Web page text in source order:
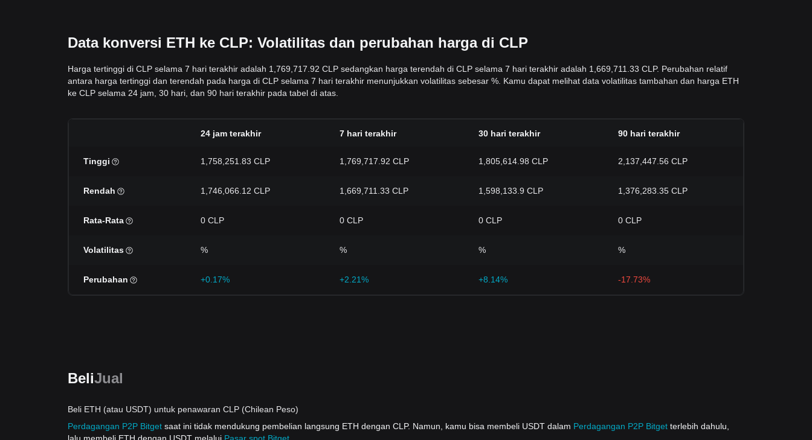
Data konversi ETH ke CLP: Volatilitas dan perubahan harga di CLP
Harga tertinggi di CLP selama 7 hari terakhir adalah 1,769,717.92 CLP sedangkan harga terendah di CLP selama 7 hari terakhir adalah 1,669,711.33 CLP. Perubahan relatif
antara harga tertinggi dan terendah pada harga di CLP selama 7 hari terakhir menunjukkan volatilitas sebesar %. Kamu dapat melihat data volatilitas tambahan dan harga ETH
ke CLP selama 24 jam, 30 hari, dan 90 hari terakhir pada tabel di atas.
24 jam terakhir 7 hari terakhir 30 hari terakhir 90 hari terakhir
Tinggi 1,758,251.83 CLP 1,769,717.92 CLP 1,805,614.98 CLP 2,137,447.56 CLP
Rendah 1,746,066.12 CLP 1,669,711.33 CLP 1,598,133.9 CLP 1,376,283.35 CLP
Rata-Rata 0 CLP 0 CLP 0 CLP 0 CLP
Volatilitas % % % %
Perubahan +0.17% +2.21% +8.14% -17.73%
BeliJual
Beli ETH (atau USDT) untuk penawaran CLP (Chilean Peso)
Perdagangan P2P Bitget saat ini tidak mendukung pembelian langsung ETH dengan CLP. Namun, kamu bisa membeli USDT dalam Perdagangan P2P Bitget terlebih dahulu,